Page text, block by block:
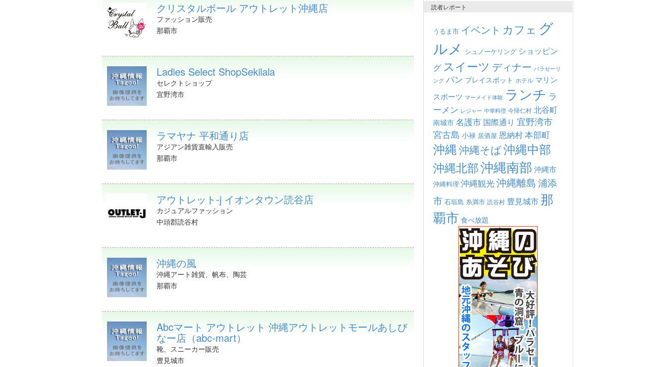
クリスタルボール アウトレット沖縄店
ファッション販売
那覇市
Ladies Select ShopSekilala
セレクトショップ
宜野湾市
ラマヤナ 平和通り店
アジアン雑貨直輸入販売
那覇市
アウトレット-j イオンタウン読谷店
カジュアルファッション
中頭郡読谷村
沖縄の風
沖縄アート雑貨、帆布、陶芸
那覇市
Abcマート アウトレット 沖縄アウトレットモールあしび
なー店（abc-mart）
靴、スニーカー販売
豊見城市
読者レポート
うるま市 イベント カフェ グ
ルメ シュノーケリング ショッピン
グ スイーツ ディナー パラセーリ
ング パン プレイスポット ホテル マリン
スポーツ マーメイド体験 ランチ ラ
ーメン レジャー 中華料理 今帰仁村 北谷町
南城市名護市 国際通り 宜野湾市
宮古島 小禄 居酒屋 恩納村本部町
沖縄沖縄そば沖縄中部
沖縄北部沖縄南部 沖縄市
沖縄料理 沖縄観光沖縄離島 浦添
市 石垣島 糸満市 読谷村 豊見城市 那
覇市 食べ放題